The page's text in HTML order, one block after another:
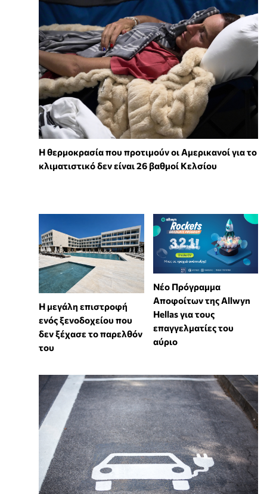
Η θερμοκρασία που προτιμούν οι Αμερικανοί για το
κλιματιστικό δεν είναι 26 βαθμοί Κελσίου
Η μεγάλη επιστροφή
ενός ξενοδοχείου που
δεν ξέχασε το παρελθόν
του
Νέο Πρόγραμμα
Αποφοίτων της Allwyn
Hellas για τους
επαγγελματίες του
αύριο